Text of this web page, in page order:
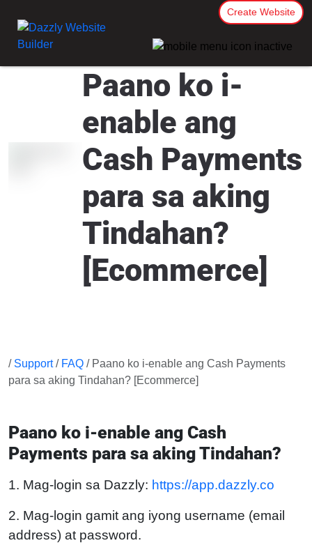
Create Website
Paano ko i-
enable ang
Cash Payments
para sa aking
Tindahan?
[Ecommerce]
/ Support/ FAQ / Paano ko i-enable ang Cash Payments
para sa aking Tindahan? [Ecommerce]
Paano ko i-enable ang Cash
Payments para sa aking Tindahan?
1. Mag-login sa Dazzly: https://app.dazzly.co
2. Mag-login gamit ang iyong username (email
address) at password.